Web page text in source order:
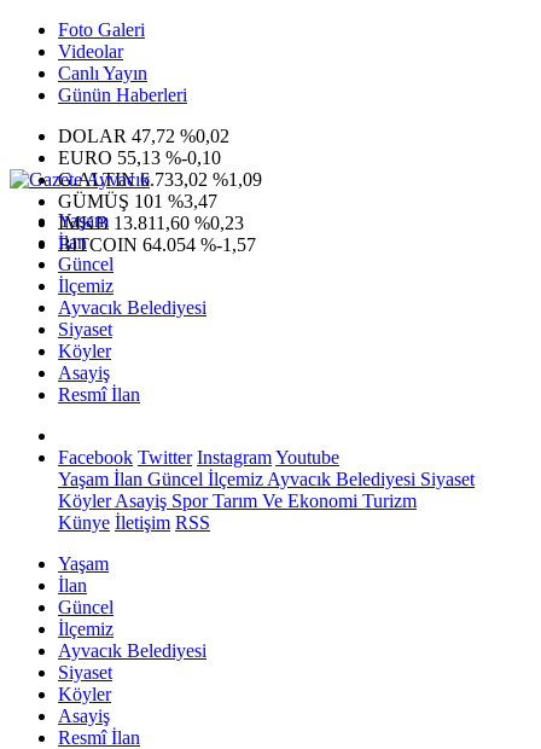
Foto Galeri
Videolar
Canlı Yayın
Günün Haberleri
DOLAR 47,72 %0,02
EURO 55,13 %-0,10
G.ALTIN6.733,02 %1,09
GÜMÜŞ 101 %3,47
IMKB 13.811,60 %0,23
BITCOIN 64.054 %-1,57
Yaşam
İlan
Güncel
İlçemiz
Ayvacık Belediyesi
Siyaset
Köyler
Asayiş
Resmî İlan
Facebook Twitter InstagramYoutube
Yaşam İlan Güncel İlçemiz Ayvacık Belediyesi Siyaset
KöylerAsayiş SporTarım Ve Ekonomi Turizm
Künye İletişim RSS
Yaşam
İlan
Güncel
İlçemiz
Ayvacık Belediyesi
Siyaset
Köyler
Asayiş
Resmî İlan